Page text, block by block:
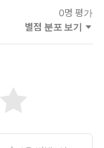
0명 평가
별점 분포 보기